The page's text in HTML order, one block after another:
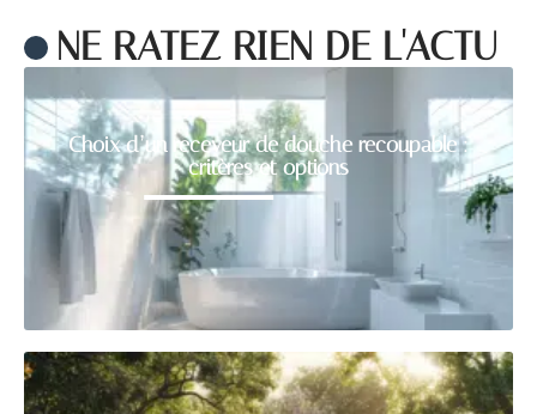
NE RATEZ RIEN DE L'ACTU
Choix d’un receveur de douche recoupable :
critères et options